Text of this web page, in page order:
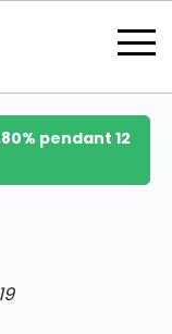
pendant 12